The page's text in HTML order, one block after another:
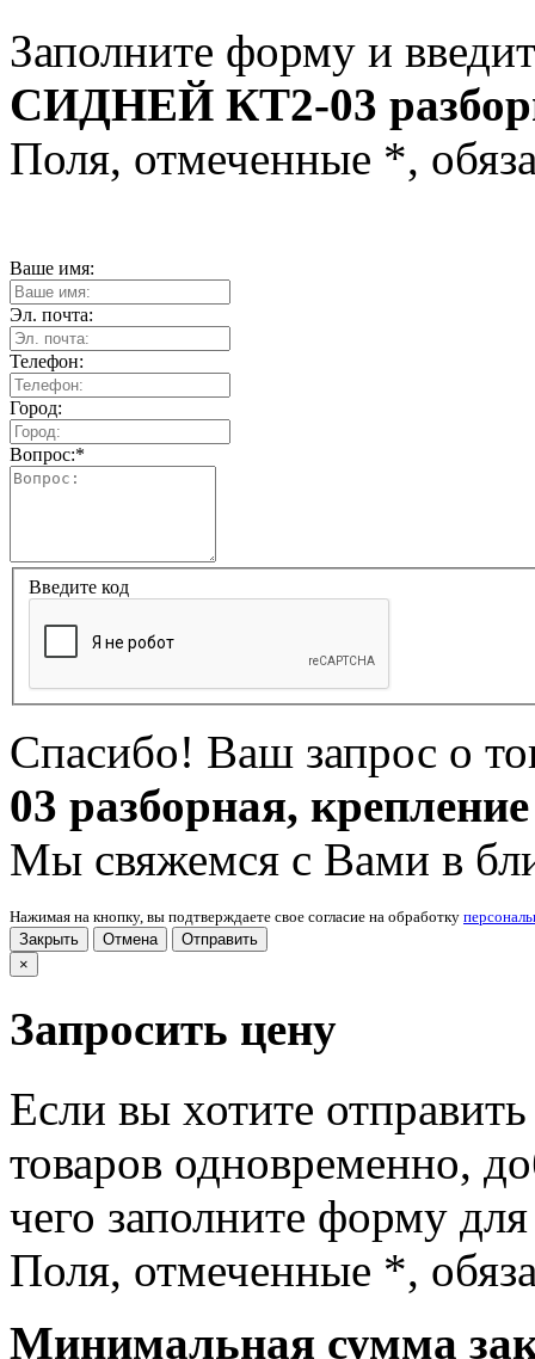
Заполните форму и
СИДНЕЙ КТ2-03
Поля, отмеченные *,
Ваше имя:
Эл. почта:
Телефон:
Город:
Вопрос:*
Введите код
Спасибо! Ваш запрос о
03 разборная,
Мы свяжемся с Вами в
Нажимая на кнопку, вы подтверждаете свое согласие на обработку
Закрыть
Отмена
Отправить
×
Запросить цену
Если вы хотите
товаров одновременно,
чего заполните форму
Поля, отмеченные *,
Минимальная сумма